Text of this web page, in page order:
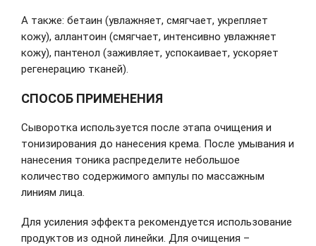
А также: бетаин (увлажняет, смягчает, укрепляет
кожу), аллантоин (смягчает, интенсивно увлажняет
кожу), пантенол (заживляет, успокаивает, ускоряет
регенерацию тканей).
СПОСОБ ПРИМЕНЕНИЯ
Сыворотка используется после этапа очищения и
тонизирования до нанесения крема. После умывания и
нанесения тоника распределите небольшое
количество содержимого ампулы по массажным
линиям лица.
Для усиления эффекта рекомендуется использование
продуктов из одной линейки. Для очищения –